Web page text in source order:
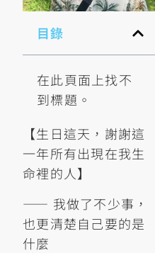
目錄
在此頁面上找不
到標題。
【生日這天，謝謝這
一年所有出現在我生
命裡的人】
—— 我做了不少事，
也更清楚自己要的是
什麼